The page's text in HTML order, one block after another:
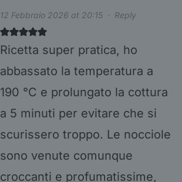
12 Febbraio 2026 at 20:15· Reply
Ricetta super pratica, ho
abbassato la temperatura a
190 °C e prolungato la cottura
a 5 minuti per evitare che si
scurissero troppo. Le nocciole
sono venute comunque
croccanti e profumatissime,